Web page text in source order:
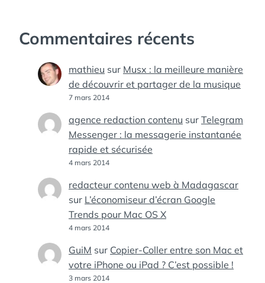
Commentaires récents
mathieu sur Musx : la meilleure manière
de découvrir et partager de la musique
7 mars 2014
agence redaction contenu sur Telegram
Messenger : la messagerie instantanée
rapide et sécurisée
4 mars 2014
redacteur contenu web à Madagascar
sur L’économiseur d’écran Google
Trends pour Mac OS X
4 mars 2014
GuiM sur Copier-Coller entre son Mac et
votre iPhone ou iPad ? C’est possible !
3 mars 2014